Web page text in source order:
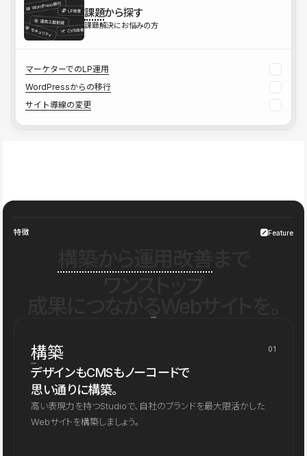
課題から探す
課題解決にお悩みの方
マーケターでのLP運用
WordPressからの移行
サイト導線の変更
特徴 Feature
構築 01
デザインもCMSもノーコードで
思い通りに構築。
高い表現力を持つStudioで、自社のブランドを最大限活かした
Webサイトを構築しましょう。